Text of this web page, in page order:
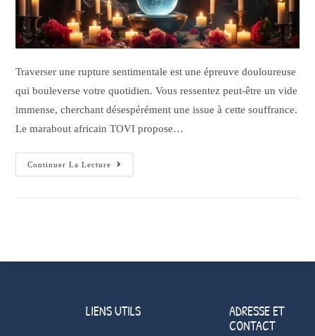
Traverser une rupture sentimentale est une épreuve douloureuse
qui bouleverse votre quotidien. Vous ressentez peut-être un vide
immense, cherchant désespérément une issue à cette souffrance.
Le marabout africain TOVI propose…
Continuer La Lecture
LIENS UTILS
ADRESSE ET
CONTACT